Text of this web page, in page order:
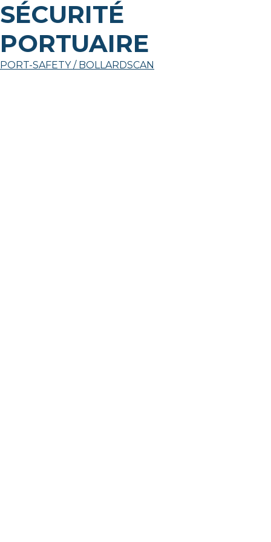
SÉCURITÉ
PORTUAIRE
PORT-SAFETY / BOLLARDSCAN